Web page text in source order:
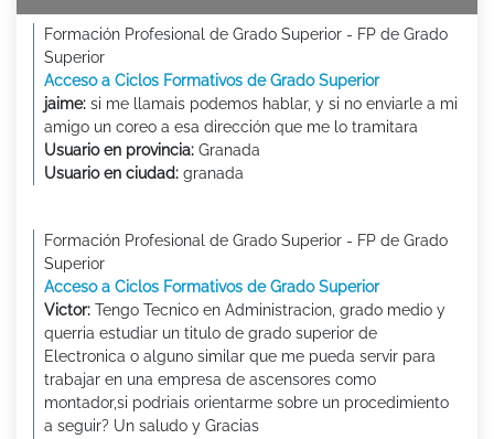
Formación Profesional de Grado Superior - FP de Grado
Superior
Acceso a Ciclos Formativos de Grado Superior
jaime: si me llamais podemos hablar, y si no enviarle a mi
amigo un coreo a esa dirección que me lo tramitara
Usuario en provincia: Granada
Usuario en ciudad: granada
Formación Profesional de Grado Superior - FP de Grado
Superior
Acceso a Ciclos Formativos de Grado Superior
Victor: Tengo Tecnico en Administracion, grado medio y
querria estudiar un titulo de grado superior de
Electronica o alguno similar que me pueda servir para
trabajar en una empresa de ascensores como
montador,si podriais orientarme sobre un procedimiento
a seguir? Un saludo y Gracias